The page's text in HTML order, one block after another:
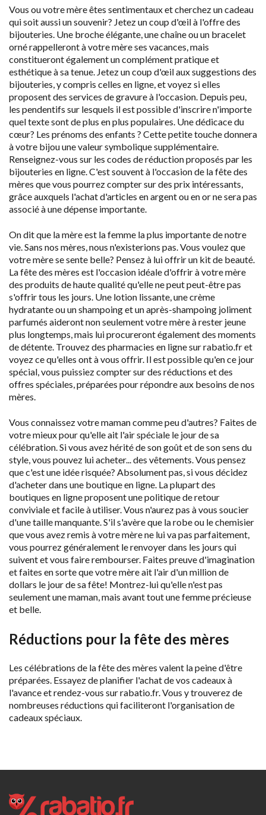
Vous ou votre mère êtes sentimentaux et cherchez un cadeau
qui soit aussi un souvenir? Jetez un coup d'œil à l'offre des
bijouteries. Une broche élégante, une chaîne ou un bracelet
orné rappelleront à votre mère ses vacances, mais
constitueront également un complément pratique et
esthétique à sa tenue. Jetez un coup d'œil aux suggestions des
bijouteries, y compris celles en ligne, et voyez si elles
proposent des services de gravure à l'occasion. Depuis peu,
les pendentifs sur lesquels il est possible d'inscrire n'importe
quel texte sont de plus en plus populaires. Une dédicace du
cœur? Les prénoms des enfants ? Cette petite touche donnera
à votre bijou une valeur symbolique supplémentaire.
Renseignez-vous sur les codes de réduction proposés par les
bijouteries en ligne. C'est souvent à l'occasion de la fête des
mères que vous pourrez compter sur des prix intéressants,
grâce auxquels l'achat d'articles en argent ou en or ne sera pas
associé à une dépense importante.
On dit que la mère est la femme la plus importante de notre
vie. Sans nos mères, nous n'existerions pas. Vous voulez que
votre mère se sente belle? Pensez à lui offrir un kit de beauté.
La fête des mères est l'occasion idéale d'offrir à votre mère
des produits de haute qualité qu'elle ne peut peut-être pas
s'offrir tous les jours. Une lotion lissante, une crème
hydratante ou un shampoing et un après-shampoing joliment
parfumés aideront non seulement votre mère à rester jeune
plus longtemps, mais lui procureront également des moments
de détente. Trouvez des pharmacies en ligne sur rabatio.fr et
voyez ce qu'elles ont à vous offrir. Il est possible qu'en ce jour
spécial, vous puissiez compter sur des réductions et des
offres spéciales, préparées pour répondre aux besoins de nos
mères.
Vous connaissez votre maman comme peu d'autres? Faites de
votre mieux pour qu'elle ait l'air spéciale le jour de sa
célébration. Si vous avez hérité de son goût et de son sens du
style, vous pouvez lui acheter... des vêtements. Vous pensez
que c'est une idée risquée? Absolument pas, si vous décidez
d'acheter dans une boutique en ligne. La plupart des
boutiques en ligne proposent une politique de retour
conviviale et facile à utiliser. Vous n'aurez pas à vous soucier
d'une taille manquante. S'il s'avère que la robe ou le chemisier
que vous avez remis à votre mère ne lui va pas parfaitement,
vous pourrez généralement le renvoyer dans les jours qui
suivent et vous faire rembourser. Faites preuve d'imagination
et faites en sorte que votre mère ait l'air d'un million de
dollars le jour de sa fête! Montrez-lui qu'elle n'est pas
seulement une maman, mais avant tout une femme précieuse
et belle.
Réductions pour la fête des mères
Les célébrations de la fête des mères valent la peine d'être
préparées. Essayez de planifier l'achat de vos cadeaux à
l'avance et rendez-vous sur rabatio.fr. Vous y trouverez de
nombreuses réductions qui faciliteront l'organisation de
cadeaux spéciaux.